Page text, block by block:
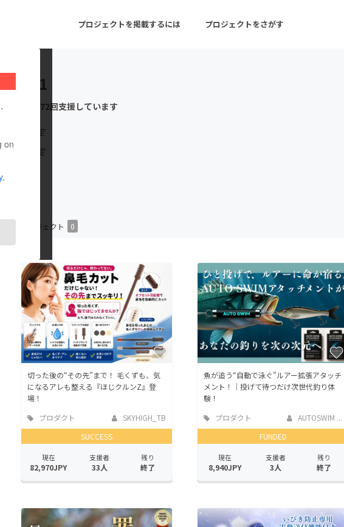
プロジェクトを掲載するには プロジェクトをさがす
注目のリターン 注目の新着プロジェクト
チャレンジ
CAMPFIRE for Social Good
CAMPFIRE Creation
CAMPFIREふるさと納税
machi-ya コミュニティ
on
.
れまでに72回支援しています
国：未設定
国：未設定
プロジェクト 0
切った後の“その先”まで！ 毛くずも、気
になるアレも整える『ほじクルンZ』登
場！
プロダクト
SKYHIGH_TB
SUCCESS
現在
82,970JPY
支援者
33人
残り
終了
魚が追う“自動で泳ぐ”ルアー拡張アタッチ
メント！｜投げて待つだけ次世代釣り体
験！
プロダクト
AUTOSWIM ...
FUNDED
現在
8,940JPY
支援者
3人
残り
終了